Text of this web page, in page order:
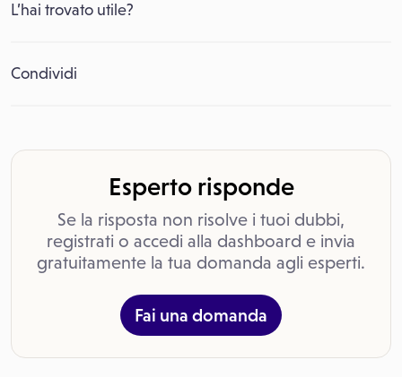
L’hai trovato utile?
Condividi
Esperto risponde
Se la risposta non risolve i tuoi dubbi,
registrati o accedi alla dashboard e invia
gratuitamente la tua domanda agli esperti.
Fai una domanda